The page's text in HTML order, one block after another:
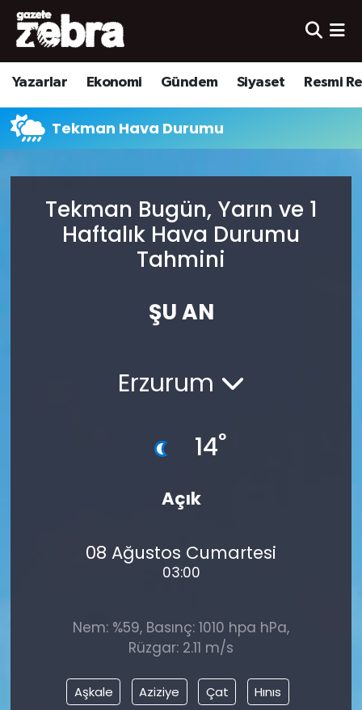
Yazarlar Ekonomi Gündem Siyaset Resmi
Tekman Hava Durumu
Tekman Bugün, Yarın ve 1
Haftalık Hava Durumu
Tahmini
ŞU AN
Erzurum
14°
Açık
08 Ağustos Cumartesi
03:00
Nem: %59, Basınç: 1010 hpa hPa,
Rüzgar: 2.11 m/s
Aşkale Aziziye Çat
Hınıs
Yazarlar
Ekonomi
Kültür-Sanat
Spor
Nöbetçi Eczaneler
Hava Durumu
Trafik Durumu
Tüm Manşetler
Son Dakika Haberleri